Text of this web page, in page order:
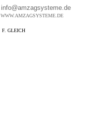
info@amzagsysteme.de
WWW.AMZAGSYSTEME.DE
F. GLEICH